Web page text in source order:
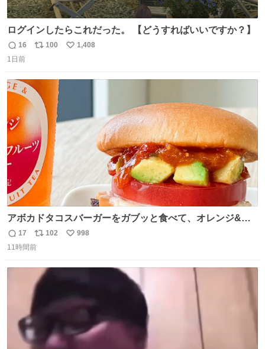
ログインしたらこれだった。 【どうすればいいですか？】
返
信
16
リ
ト
数
100
い
1,408
1日前
アボカドタコスバーガーをガブッと食べて、オレンジ&パ
ッションフルーツティーをグビッと飲んで、またアボカド
タコスバーガーをガブッと食べて、またオレンジ＆パッシ
返
信
17
リ
ポ
ト
数
102
い
998
11時間前